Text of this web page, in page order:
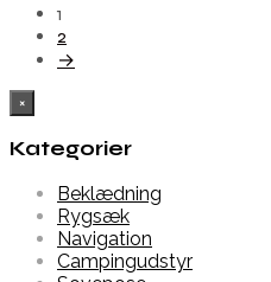
1
2
→
×
Kategorier
Beklædning
Rygsæk
Navigation
Campingudstyr